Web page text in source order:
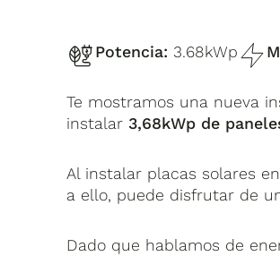
Potencia: 3.68kWp
Te mostramos una nueva
instalar3,68kWp de
Al instalar placas solares
a ello, puede disfrutar de
Dado que hablamos de